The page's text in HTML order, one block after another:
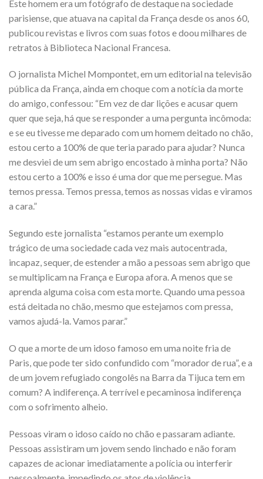
Este homem era um fotógrafo de destaque na sociedade
parisiense, que atuava na capital da França desde os anos 60,
publicou revistas e livros com suas fotos e doou milhares de
retratos à Biblioteca Nacional Francesa.
O jornalista Michel Mompontet, em um editorial na televisão
pública da França, ainda em choque com a notícia da morte
do amigo, confessou: “Em vez de dar lições e acusar quem
quer que seja, há que se responder a uma pergunta incômoda:
e se eu tivesse me deparado com um homem deitado no chão,
estou certo a 100% de que teria parado para ajudar? Nunca
me desviei de um sem abrigo encostado à minha porta? Não
estou certo a 100% e isso é uma dor que me persegue. Mas
temos pressa. Temos pressa, temos as nossas vidas e viramos
a cara.”
Segundo este jornalista “estamos perante um exemplo
trágico de uma sociedade cada vez mais autocentrada,
incapaz, sequer, de estender a mão a pessoas sem abrigo que
se multiplicam na França e Europa afora. A menos que se
aprenda alguma coisa com esta morte. Quando uma pessoa
está deitada no chão, mesmo que estejamos com pressa,
vamos ajudá-la. Vamos parar.”
O que a morte de um idoso famoso em uma noite fria de
Paris, que pode ter sido confundido com “morador de rua”, e a
de um jovem refugiado congolês na Barra da Tijuca tem em
comum? A indiferença. A terrível e pecaminosa indiferença
com o sofrimento alheio.
Pessoas viram o idoso caído no chão e passaram adiante.
Pessoas assistiram um jovem sendo linchado e não foram
capazes de acionar imediatamente a polícia ou interferir